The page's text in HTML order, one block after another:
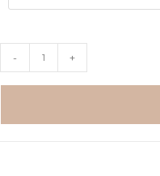
Ourson
- +